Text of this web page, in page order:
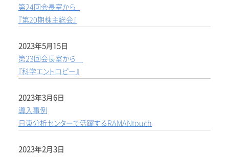
第24回会長室から
『第20期株主総会』
2023年5月15日
第23回会長室から
『科学エントロピー』
2023年3月6日
導入事例
日東分析センターで活躍するRAMANtouch
2023年2月3日